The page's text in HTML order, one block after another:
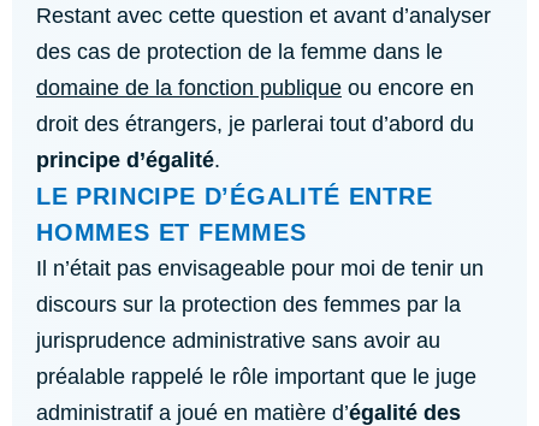
Restant avec cette question et avant d’analyser
des cas de protection de la femme dans le
domaine de la fonction publique ou encore en
droit des étrangers, je parlerai tout d’abord du
principe d’égalité.
LE PRINCIPE D’ÉGALITÉ ENTRE
HOMMES ET FEMMES
Il n’était pas envisageable pour moi de tenir un
discours sur la protection des femmes par la
jurisprudence administrative sans avoir au
préalable rappelé le rôle important que le juge
administratif a joué en matière d’égalité des